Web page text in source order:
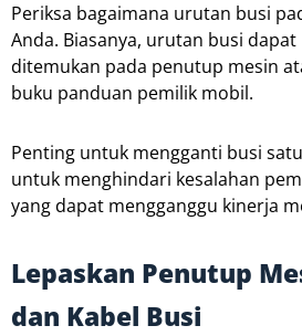
Periksa bagaimana urutan busi
Anda. Biasanya, urutan busi dapat
ditemukan pada penutup mesin
buku panduan pemilik mobil.
Penting untuk mengganti busi
untuk menghindari kesalahan
yang dapat mengganggu kinerja
Lepaskan Penutup
dan Kabel Busi